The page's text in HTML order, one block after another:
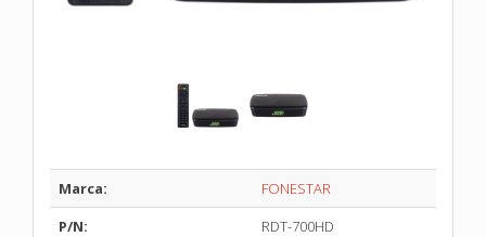
Marca:
FONESTAR
P/N:
RDT-700HD